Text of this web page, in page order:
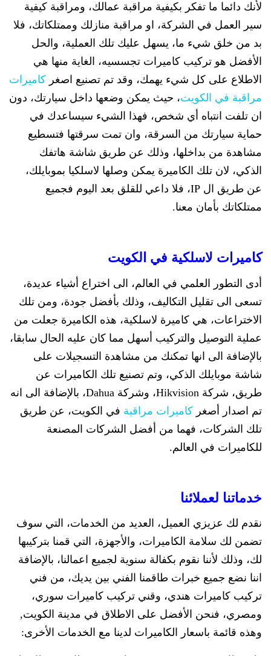
لأنك دائما ما تفكر بكيفية مراقبة عمالك، ومراقبة كيفية
سير العمل في الشركة، او مراقبة منازلك وممتلكاتك، فلا
بد من خلق شيء ما، يسهل عليك تلك العملية، والحل
الأفضل هو تركيب كاميرات تجسسيه، الغاية منها هي
الاطلاع على كل شيء يهمك، وقد تم تصنيع اصغر كاميرات
مراقبة في الكويت، حيث يمكن وضعها داخل سيارتك، دون
ان تلفت انتباه أي شخص، فهذا الشيء سيساعدك في
حماية سيارتك من السرقة، وان تمت سرقتها فتسطيع
مشاهدة من بداخلها، وذلك عن طريق شاشة هاتفك
الذكي، لان تلك الكاميرة يمكن وصلها لاسلكيا بموبايلك،
عن طريق ال IP، فلا داعي للقلق بعد اليوم فجميع
ممتلكاتك بأمان معنا.
كاميرات لاسلكية في الكويت
أدى التطور العلمي في العالم، الى اختراع أشياء عديدة،
تسعى الى تقليل التكاليف، وذلك بأفضل جودة، ومن تلك
الاختراعات، هي كاميرة لاسلكية، هذه الكاميرة جعلت من
عملية التوصيل والتركيب أسهل مما كان عليه الحال سابقا،
بالإضافة الى انها تمكنك من مشاهدة التسجيلات على
شاشة موبايلك الذكي، وتم تصنيع تلك الكاميرات عن
طريق، شركة Hikvision، وشركة Dahua، بالإضافة الى انه
تم اصدار أصغر كاميرات مراقبة في الكويت، عن طريق
تلك الشركات، فهما من أفضل الشركات المصنعة
للكاميرات في العالم.
خدماتنا لعملائنا
نقدم لك عزيزي العميل، العديد من الخدمات، التي سوف
تضمن لك سلامة الكاميرات، والأجهزة، التي قمنا بتركيبها
لك، وذلك لأننا نقوم بكفالة سنوية لجميع اعمالنا، بالإضافة
اننا نضع جميع خبرات طاقمنا الفني بين يديك، من فني
تركيب كاميرات هندي، وقني تركيب كاميرات سوري،
ومصري، فنحن الأفضل على الاطلاق في مدينة الكويت,
وهذه قائمة باسعار الكاميرات لدينا مع الخدمات الأخرى: